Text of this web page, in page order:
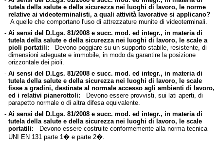
tutela della salute e della sicurezza nei luoghi di lavoro, le norme
relative ai videoterminalisti, a quali attività lavorative si applicano?
A quelle che comportano l'uso di attrezzature munite di videoterminali.
- Ai sensi del D.Lgs. 81/2008 e succ. mod. ed integr., in materia di
tutela della salute e della sicurezza nei luoghi di lavoro, le scale a
pioli portatili: Devono poggiare su un supporto stabile, resistente, di
dimensioni adeguate e immobile, in modo da garantire la posizione
orizzontale dei pioli.
- Ai sensi del D.Lgs. 81/2008 e succ. mod. ed integr., in materia di
tutela della salute e della sicurezza nei luoghi di lavoro, le scale
fisse a gradini, destinate al normale accesso agli ambienti di lavoro,
ed i relativi pianerottoli: Devono essere provvisti, sui lati aperti, di
parapetto normale o di altra difesa equivalente.
- Ai sensi del D.Lgs. 81/2008 e succ. mod. ed integr., in materia di
tutela della salute e della sicurezza nei luoghi di lavoro, le scale
portatili: Devono essere costruite conformemente alla norma tecnica
UNI EN 131 parte 1� e parte 2�.